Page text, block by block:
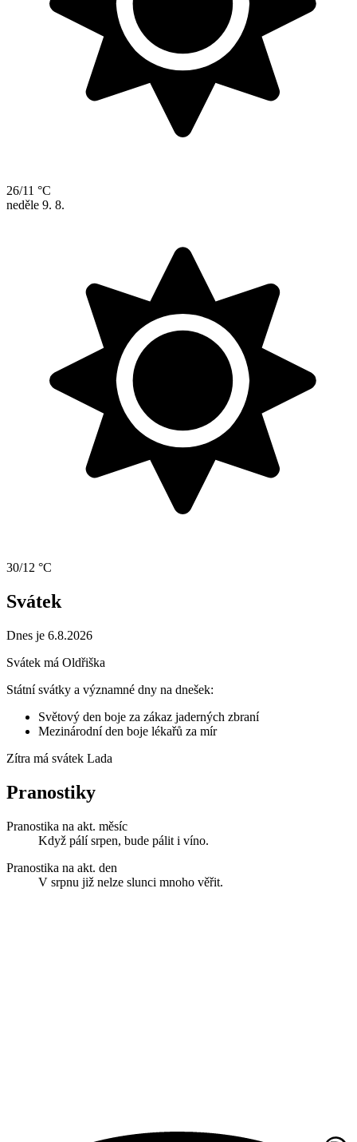
26/11 °C
neděle 9. 8.
30/12 °C
Svátek
Dnes je 6.8.2026
Svátek má Oldřiška
Státní svátky a významné dny na dnešek:
Světový den boje za zákaz jaderných zbraní
Mezinárodní den boje lékařů za mír
Zítra má svátek Lada
Pranostiky
Pranostika na akt. měsíc
Když pálí srpen, bude pálit i víno.
Pranostika na akt. den
V srpnu již nelze slunci mnoho věřit.